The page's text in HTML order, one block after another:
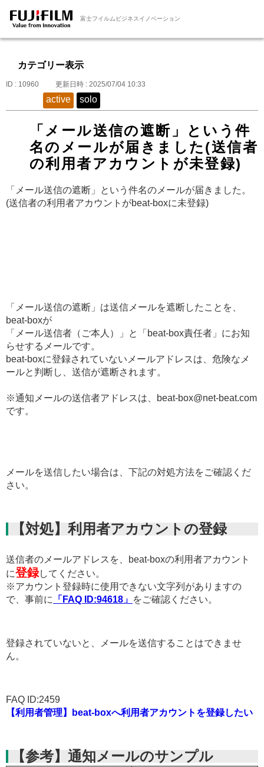
富士フイルムビジネスイノベーション
カテゴリー表示
ID : 10960 更新日時 : 2025/07/04 10:33
active solo
「メール送信の遮断」という件
名のメールが届きました(送信者
の利用者アカウントが未登録)
「メール送信の遮断」という件名のメールが届きました。
(送信者の利用者アカウントがbeat-boxに未登録)
「メール送信の遮断」は送信メールを遮断したことを、
beat-boxが
「メール送信者（ご本人）」と「beat-box責任者」にお知
らせするメールです。
beat-boxに登録されていないメールアドレスは、危険なメ
ールと判断し、送信が遮断されます。
※通知メールの送信者アドレスは、beat-box@net-beat.com
です。
メールを送信したい場合は、下記の対処方法をご確認くだ
さい。
【対処】利用者アカウントの登録
送信者のメールアドレスを、beat-boxの利用者アカウント
に登録してください。
※アカウント登録時に使用できない文字列がありますの
で、事前に
「FAQ ID:94618」 をご確認ください。
登録されていないと、メールを送信することはできませ
ん。
FAQ ID:2459
【利用者管理】beat-boxへ利用者アカウントを登録したい
【参考】通知メールのサンプル